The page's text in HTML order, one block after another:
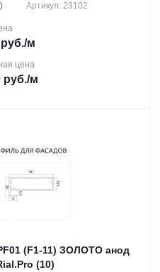
Артикул: 23102
/м
цена
руб./м
(F1-11) ЗОЛОТО анод
(10)